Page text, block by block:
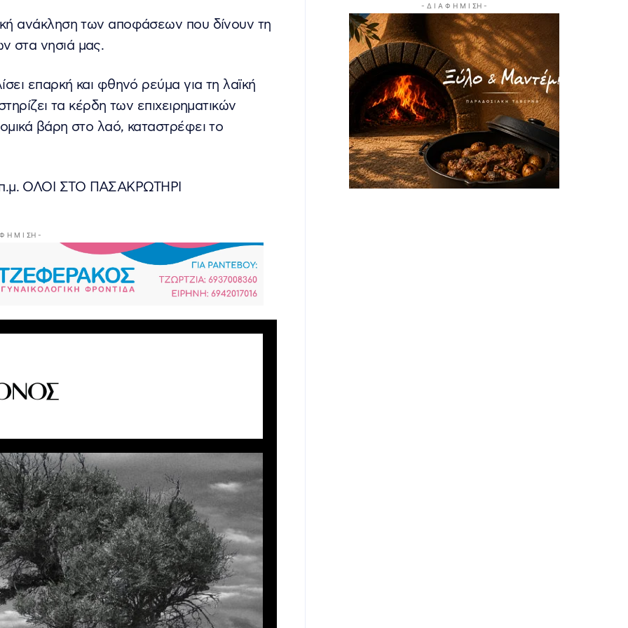
ανάκληση των αποφάσεων που δίνουν τη
στα νησιά μας.
επαρκή και φθηνό ρεύμα για τη λαϊκή
τα κέρδη των επιχειρηματικών
βάρη στο λαό, καταστρέφει το
ΟΛΟΙ ΣΤΟ ΠΑΣΑΚΡΩΤΗΡΙ
Η Μ Ι ΣΗ -
- Δ Ι Α Φ Η Μ Ι ΣΗ -